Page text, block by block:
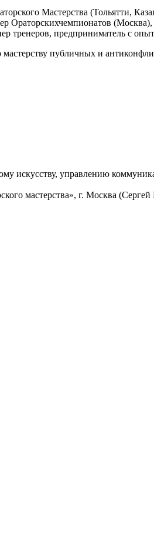
Мастерства (Тольятти,
Ораторскихчемпионатов (Москва),
тренеров, предприниматель с
публичных и
искусству, управлению
мастерства», г. Москва